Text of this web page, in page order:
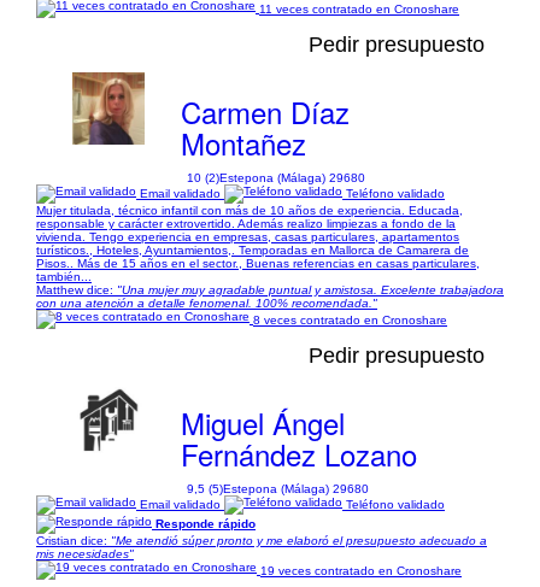
11 veces contratado en Cronoshare
Pedir presupuesto
Carmen Díaz
Montañez
10 (2)Estepona (Málaga) 29680
Email validado
Teléfono validado
Mujer titulada, técnico infantil con más de 10 años de experiencia. Educada,
responsable y carácter extrovertido. Además realizo limpiezas a fondo de la
vivienda. Tengo experiencia en empresas, casas particulares, apartamentos
turísticos., Hoteles, Ayuntamientos,. Temporadas en Mallorca de Camarera de
Pisos.. Más de 15 años en el sector., Buenas referencias en casas particulares,
también...
Matthew dice: "Una mujer muy agradable puntual y amistosa. Excelente trabajadora
con una atención a detalle fenomenal. 100% recomendada."
8 veces contratado en Cronoshare
Pedir presupuesto
Miguel Ángel
Fernández Lozano
9,5 (5)Estepona (Málaga) 29680
Email validado
Teléfono validado
Responde rápido
Cristian dice: "Me atendió súper pronto y me elaboró el presupuesto adecuado a
mis necesidades"
19 veces contratado en Cronoshare